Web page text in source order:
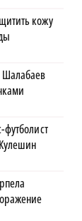
кожу
футболист